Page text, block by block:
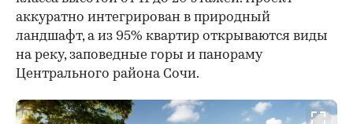
аккуратно интегрирован в природный
ландшафт, а из 95% квартир открываются виды
на реку, заповедные горы и панораму
Центрального района Сочи.